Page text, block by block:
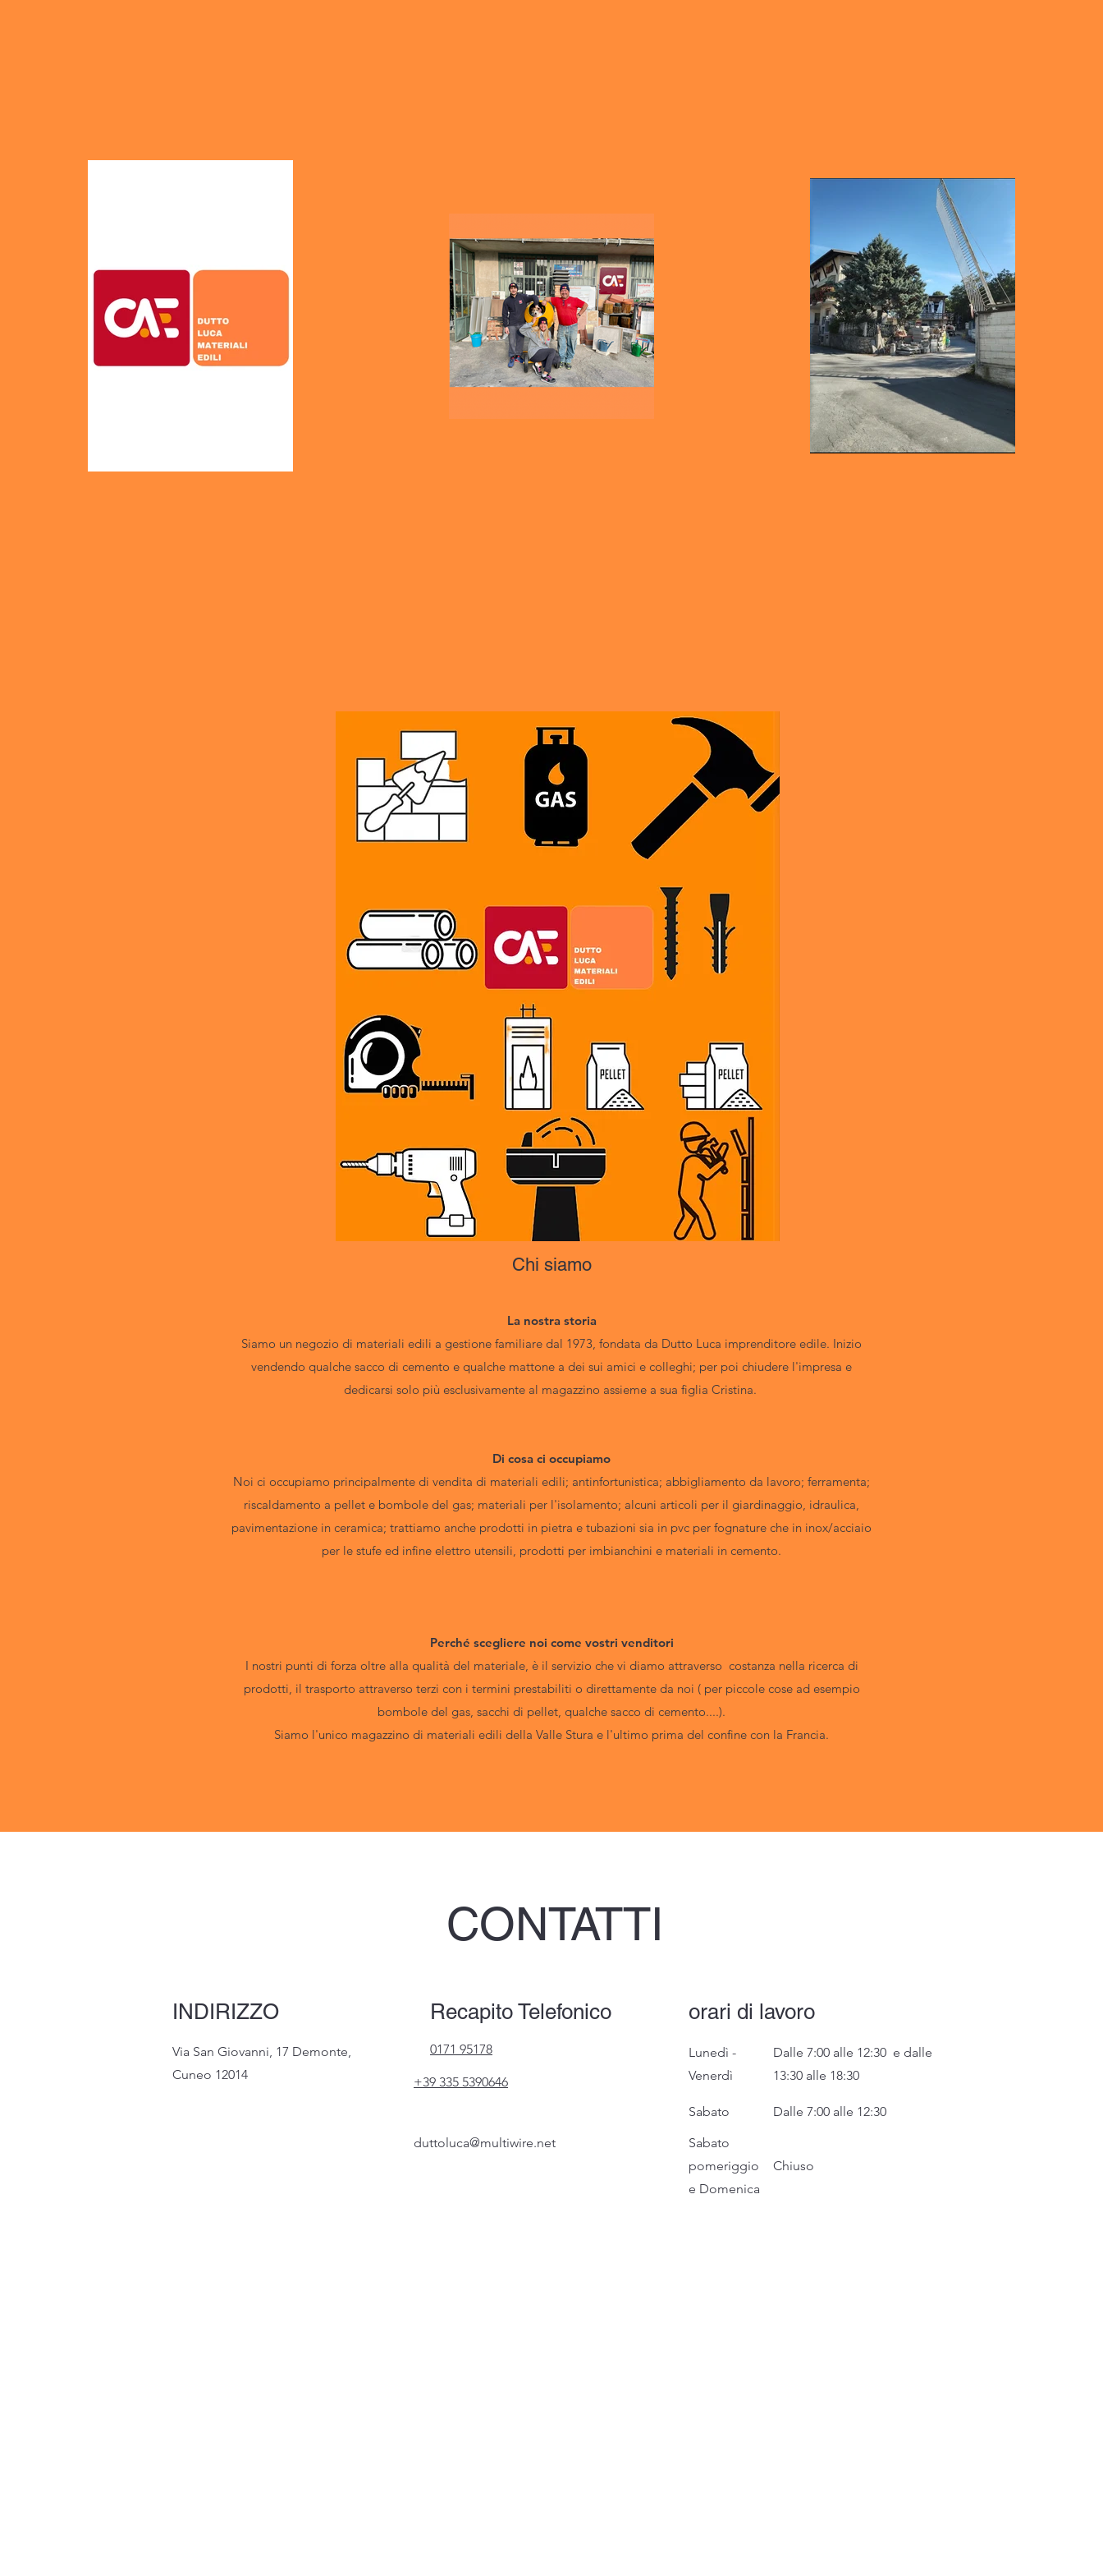
Chi siamo
La nostra storia
Siamo un negozio di materiali edili a gestione familiare dal 1973, fondata da Dutto Luca imprenditore edile. Inizio
vendendo qualche sacco di cemento e qualche mattone a dei sui amici e colleghi; per poi chiudere l'impresa e
dedicarsi solo più esclusivamente al magazzino assieme a sua figlia Cristina.
Di cosa ci occupiamo
Noi ci occupiamo principalmente di vendita di materiali edili; antinfortunistica; abbigliamento da lavoro; ferramenta;
riscaldamento a pellet e bombole del gas; materiali per l'isolamento; alcuni articoli per il giardinaggio, idraulica,
pavimentazione in ceramica; trattiamo anche prodotti in pietra e tubazioni sia in pvc per fognature che in inox/acciaio
per le stufe ed infine elettro utensili, prodotti per imbianchini e materiali in cemento.
Perché scegliere noi come vostri venditori
I nostri punti di forza oltre alla qualità del materiale, è il servizio che vi diamo attraverso costanza nella ricerca di
prodotti, il trasporto attraverso terzi con i termini prestabiliti o direttamente da noi ( per piccole cose ad esempio
bombole del gas, sacchi di pellet, qualche sacco di cemento....).​​
Siamo l'unico magazzino di materiali edili della Valle Stura e l'ultimo prima del confine con la Francia.
CONTATTI
INDIRIZZO
Via San Giovanni, 17 Demonte,
Cuneo 12014
Recapito Telefonico
0171 95178
+39 335 5390646
orari di lavoro
Lunedì -
Venerdì
Dalle 7:00 alle 12:30 e dalle
13:30 alle 18:30
Sabato
Dalle 7:00 alle 12:30
duttoluca@multiwire.net
Sabato
pomeriggio
e Domenica
Chiuso